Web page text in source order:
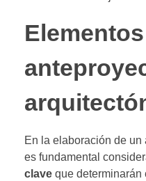
En la elaboración de
es fundamental
clave que determinarán